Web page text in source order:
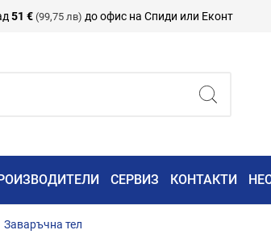
51 € (99,75 лв) до офис на Спиди или Еконт
СЕРВИЗ КОНТАКТИ
Заваръчна тел